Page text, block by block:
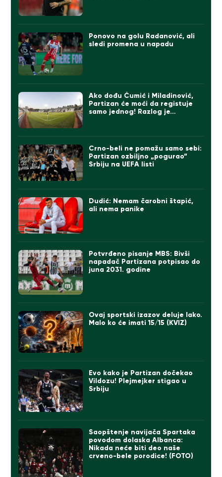
Ponovo na golu Radanović, ali
sledi promena u napadu
Ako dođu Čumić i Miladinović,
Partizan će moći da registuje
samo jednog! Razlog je…
Crno-beli ne pomažu samo sebi:
Partizan ozbiljno „pogurao“
Srbiju na UEFA listi
Dudić: Nemam čarobni štapić,
ali nema panike
Potvrđeno pisanje MBS: Bivši
napadač Partizana potpisao do
juna 2031. godine
Ovaj sportski izazov deluje lako.
Malo ko će imati 15/15 (KVIZ)
Evo kako je Partizan dočekao
Vildozu! Plejmejker stigao u
Srbiju
Saopštenje navijača Spartaka
povodom dolaska Albanca:
Nikada neće biti deo naše
crveno-bele porodice! (FOTO)